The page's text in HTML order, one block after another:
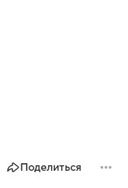
Поделиться